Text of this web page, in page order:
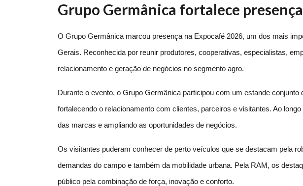
Grupo Germânica fortalece
O Grupo Germânica marcou presença na Expocafé 2026, um dos mais
Gerais. Reconhecida por reunir produtores, cooperativas, especialistas,
relacionamento e geração de negócios no segmento agro.
Durante o evento, o Grupo Germânica participou com um estande
fortalecendo o relacionamento com clientes, parceiros e visitantes. Ao
das marcas e ampliando as oportunidades de negócios.
Os visitantes puderam conhecer de perto veículos que se destacam pela
demandas do campo e também da mobilidade urbana. Pela RAM, os
público pela combinação de força, inovação e conforto.